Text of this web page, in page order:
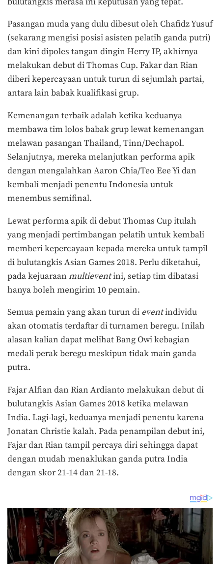
Pasangan muda yang dulu dibesut oleh Chafidz Yusuf
(sekarang mengisi posisi asisten pelatih ganda putri)
dan kini dipoles tangan dingin Herry IP, akhirnya
melakukan debut di Thomas Cup. Fakar dan Rian
diberi kepercayaan untuk turun di sejumlah partai,
antara lain babak kualifikasi grup.
Kemenangan terbaik adalah ketika keduanya
membawa tim lolos babak grup lewat kemenangan
melawan pasangan Thailand, Tinn/Dechapol.
Selanjutnya, mereka melanjutkan performa apik
dengan mengalahkan Aaron Chia/Teo Eee Yi dan
kembali menjadi penentu Indonesia untuk
menembus semifinal.
Lewat performa apik di debut Thomas Cup itulah
yang menjadi pertimbangan pelatih untuk kembali
memberi kepercayaan kepada mereka untuk tampil
di bulutangkis Asian Games 2018. Perlu diketahui,
pada kejuaraan multieventini, setiap tim dibatasi
hanya boleh mengirim 10 pemain.
Semua pemain yang akan turun di eventindividu
akan otomatis terdaftar di turnamen beregu. Inilah
alasan kalian dapat melihat Bang Owi kebagian
medali perak beregu meskipun tidak main ganda
putra.
Fajar Alfian dan Rian Ardianto melakukan debut di
bulutangkis Asian Games 2018 ketika melawan
India. Lagi-lagi, keduanya menjadi penentu karena
Jonatan Christie kalah. Pada penampilan debut ini,
Fajar dan Rian tampil percaya diri sehingga dapat
dengan mudah menaklukan ganda putra India
dengan skor 21-14 dan 21-18.